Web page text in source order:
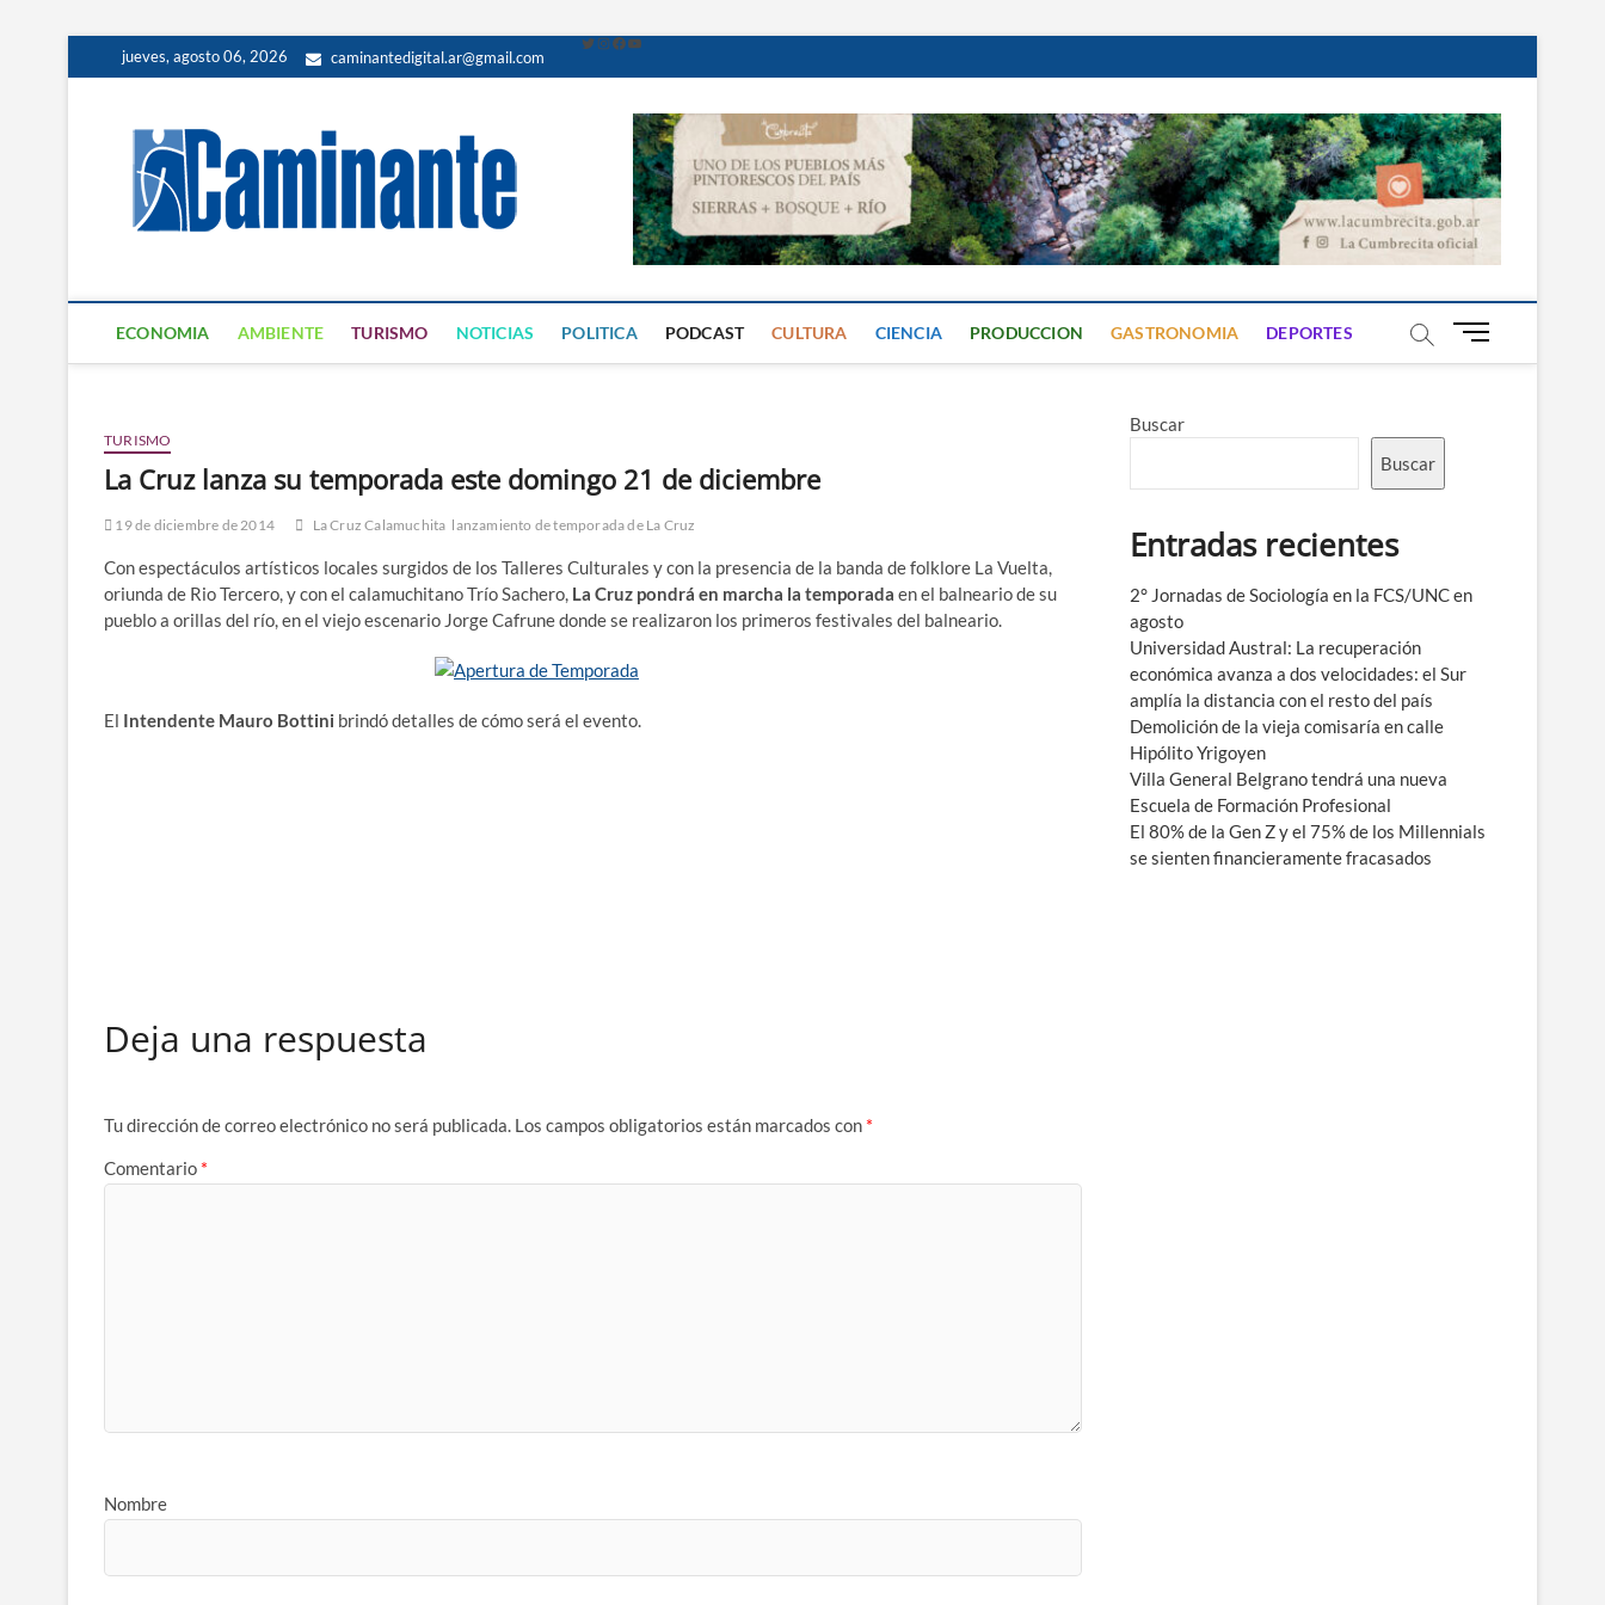
jueves, agosto 06, 2026 caminantedigital.ar@gmail.com
Caminante Digital
PERIÓDICO DIGITAL DEL VALLE DE CALAMUCHITA
ECONOMIA AMBIENTE TURISMO NOTICIAS POLITICA PODCAST CULTURA CIENCIA PRODUCCION GASTRONOMIA DEPORTES
B
ú
TURISMO
La Cruz lanza su temporada este domingo 21 de diciembre
19 de diciembre de 2014 La Cruz Calamuchita lanzamiento de temporada de La Cruz
Con espectáculos artísticos locales surgidos de los Talleres Culturales y con la presencia de la banda de folklore La Vuelta,
oriunda de Rio Tercero, y con el calamuchitano Trío Sachero, La Cruz pondrá en marcha la temporada en el balneario de su
pueblo a orillas del río, en el viejo escenario Jorge Cafrune donde se realizaron los primeros festivales del balneario.
El Intendente Mauro Bottini brindó detalles de cómo será el evento.
Deja una respuesta
Tu dirección de correo electrónico no será publicada. Los campos obligatorios están marcados con *
Comentario *
Nombre
Buscar
Buscar
Entradas recientes
2° Jornadas de Sociología en la FCS/UNC en
agosto
Universidad Austral: La recuperación
económica avanza a dos velocidades: el Sur
amplía la distancia con el resto del país
Demolición de la vieja comisaría en calle
Hipólito Yrigoyen
Villa General Belgrano tendrá una nueva
Escuela de Formación Profesional
El 80% de la Gen Z y el 75% de los Millennials
se sienten financieramente fracasados